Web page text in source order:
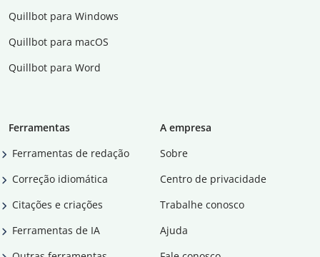
Quillbot para Windows
Quillbot para macOS
Quillbot para Word
Ferramentas
Ferramentas de redação
Correção idiomática
Citações e criações
Ferramentas de IA
A empresa
Sobre
Centro de privacidade
Trabalhe conosco
Ajuda